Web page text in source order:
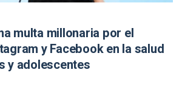
multa millonaria por el
y Facebook en la salud
y adolescentes